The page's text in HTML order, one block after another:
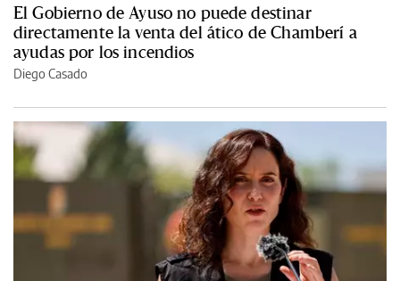
El Gobierno de Ayuso no puede destinar
directamente la venta del ático de Chamberí a
ayudas por los incendios
Diego Casado